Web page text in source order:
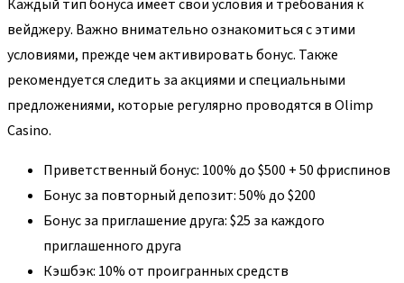
Каждый тип бонуса имеет свои условия и требования к
вейджеру. Важно внимательно ознакомиться с этими
условиями, прежде чем активировать бонус. Также
рекомендуется следить за акциями и специальными
предложениями, которые регулярно проводятся в Olimp
Casino.
Приветственный бонус: 100% до $500 + 50 фриспинов
Бонус за повторный депозит: 50% до $200
Бонус за приглашение друга: $25 за каждого
приглашенного друга
Кэшбэк: 10% от проигранных средств